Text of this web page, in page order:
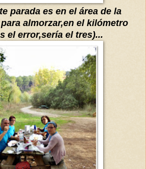
parada es en el área de la
almorzar,en el kilómetro
el error,sería el tres)...